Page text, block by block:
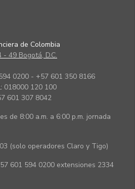
de Colombia
- 49 Bogotá, D.C.
0200 - +57 601 350 8166
018000 120 100
601 307 8042
de 8:00 a.m. a 6:00 p.m. jornada
(solo operadores Claro y Tigo)
601 594 0200 extensiones 2334